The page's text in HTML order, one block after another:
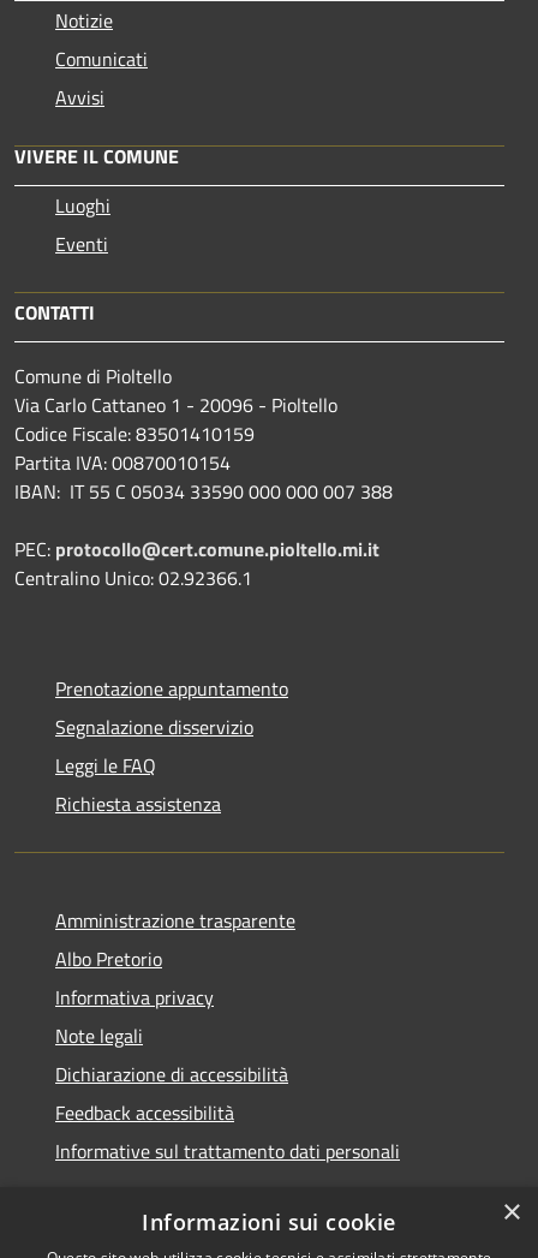
Notizie
Comunicati
Avvisi
VIVERE IL COMUNE
Luoghi
Eventi
CONTATTI
Comune di Pioltello
Via Carlo Cattaneo 1 - 20096 - Pioltello
Codice Fiscale: 83501410159
Partita IVA: 00870010154
IBAN: IT 55 C 05034 33590 000 000 007 388
PEC: protocollo@cert.comune.pioltello.mi.it
Centralino Unico: 02.92366.1
Prenotazione appuntamento
Segnalazione disservizio
Leggi le FAQ
Richiesta assistenza
Amministrazione trasparente
Albo Pretorio
Informativa privacy
Note legali
Dichiarazione di accessibilità
Feedback accessibilità
Informative sul trattamento dati personali
×
Informazioni sui cookie